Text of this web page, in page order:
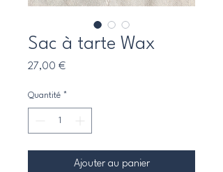
Sac à tarte Wax
27,00 €Prix
Quantité *
Ajouter au panier